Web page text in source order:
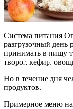
Система питания
разгрузочный день
принимать в пищу
творог, кефир,
Но в течение дня
продуктов.
Примерное меню